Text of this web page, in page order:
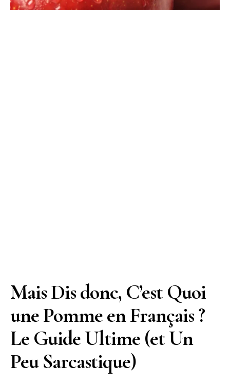
Mais Dis donc, C’est Quoi
une Pomme en Français ?
Le Guide Ultime (et Un
Peu Sarcastique)